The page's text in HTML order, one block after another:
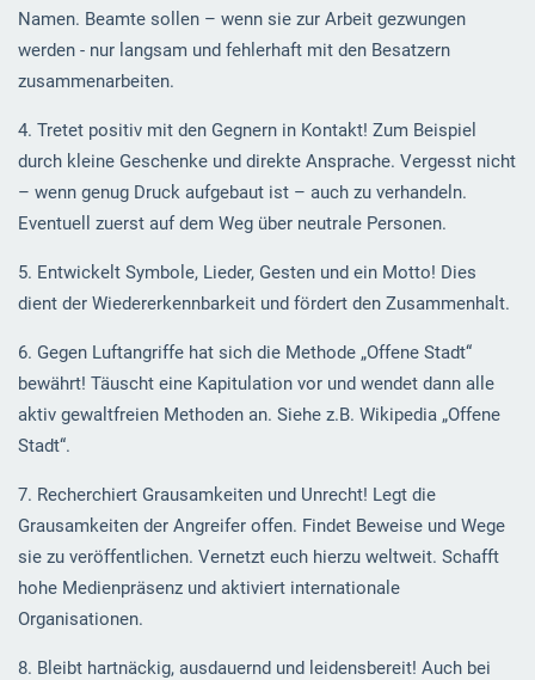
Namen. Beamte sollen – wenn sie zur Arbeit gezwungen
werden - nur langsam und fehlerhaft mit den Besatzern
zusammenarbeiten.
4. Tretet positiv mit den Gegnern in Kontakt! Zum Beispiel
durch kleine Geschenke und direkte Ansprache. Vergesst nicht
– wenn genug Druck aufgebaut ist – auch zu verhandeln.
Eventuell zuerst auf dem Weg über neutrale Personen.
5. Entwickelt Symbole, Lieder, Gesten und ein Motto! Dies
dient der Wiedererkennbarkeit und fördert den Zusammenhalt.
6. Gegen Luftangriffe hat sich die Methode „Offene Stadt“
bewährt! Täuscht eine Kapitulation vor und wendet dann alle
aktiv gewaltfreien Methoden an. Siehe z.B. Wikipedia „Offene
Stadt“.
7. Recherchiert Grausamkeiten und Unrecht! Legt die
Grausamkeiten der Angreifer offen. Findet Beweise und Wege
sie zu veröffentlichen. Vernetzt euch hierzu weltweit. Schafft
hohe Medienpräsenz und aktiviert internationale
Organisationen.
8. Bleibt hartnäckig, ausdauernd und leidensbereit! Auch bei